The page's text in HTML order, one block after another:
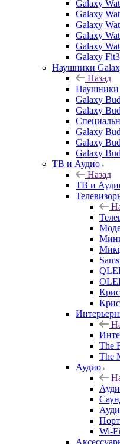
Galaxy
Galaxy
Galaxy
Galaxy
Galaxy
Galaxy Fit3
Наушники
Назад
Наушники
Galaxy
Galaxy
Galaxy
Galaxy
Galaxy
ТВ и Аудио
Назад
ТВ и
The
The
Аудио
Wi-